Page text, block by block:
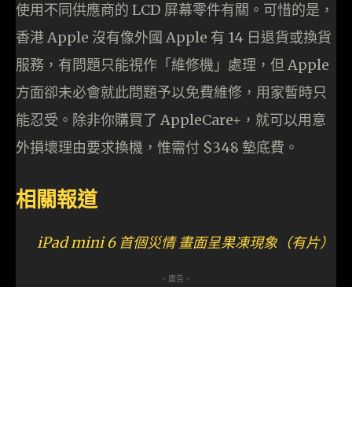
使用不同供應商的 LCD 屏幕零件有關。可惜的是，
香港 Apple 沒有像外國 Apple 有 14 日退貨或換貨
服務，有問題只能視作「維修機」處理，但 Apple
方面卻未必會就此問題予以免費維修，用家暫時只
能忍受。除非你購買了 AppleCare+，就可以用意
外損壞理由要求換機，惟需付 $348 墊底費。
相關報道
iPad mini 6 首個災情 畫面呈果凍現象（有片）
- 廣告 -